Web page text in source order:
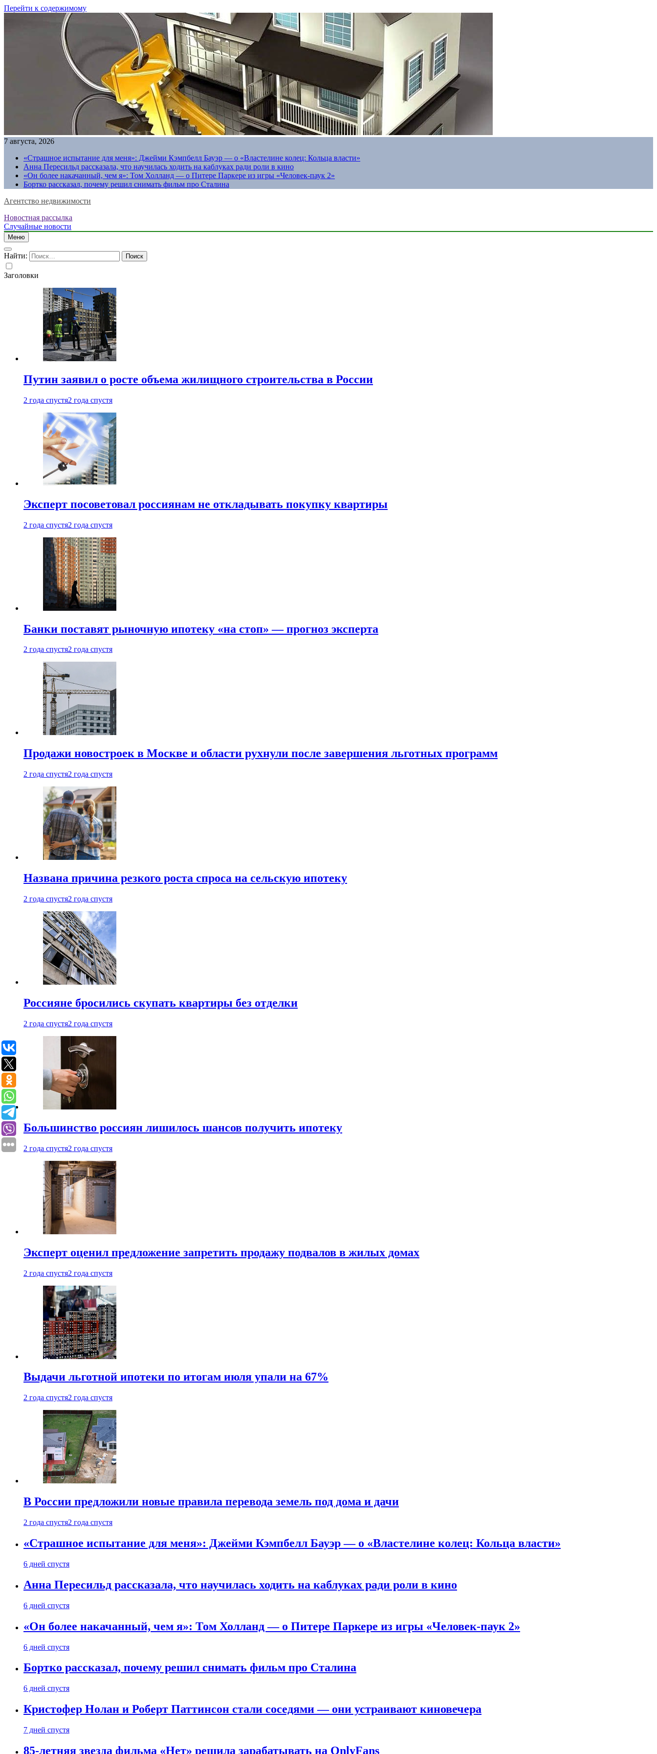
Перейти к содержимому
7 августа, 2026
«Страшное испытание для меня»: Джейми Кэмпбелл Бауэр — о «Властелине колец: Кольца власти»
Анна Пересильд рассказала, что научилась ходить на каблуках ради роли в кино
«Он более накачанный, чем я»: Том Холланд — о Питере Паркере из игры «Человек-паук 2»
Бортко рассказал, почему решил снимать фильм про Сталина
Агентство недвижимости
Новостная рассылка
Случайные новости
Меню
Найти:
Заголовки
Путин заявил о росте объема жилищного строительства в России
2 года спустя2 года спустя
Эксперт посоветовал россиянам не откладывать покупку квартиры
2 года спустя2 года спустя
Банки поставят рыночную ипотеку «на стоп» — прогноз эксперта
2 года спустя2 года спустя
Продажи новостроек в Москве и области рухнули после завершения льготных программ
2 года спустя2 года спустя
Названа причина резкого роста спроса на сельскую ипотеку
2 года спустя2 года спустя
Россияне бросились скупать квартиры без отделки
2 года спустя2 года спустя
Большинство россиян лишилось шансов получить ипотеку
2 года спустя2 года спустя
Эксперт оценил предложение запретить продажу подвалов в жилых домах
2 года спустя2 года спустя
Выдачи льготной ипотеки по итогам июля упали на 67%
2 года спустя2 года спустя
В России предложили новые правила перевода земель под дома и дачи
2 года спустя2 года спустя
«Страшное испытание для меня»: Джейми Кэмпбелл Бауэр — о «Властелине колец: Кольца власти»
6 дней спустя
Анна Пересильд рассказала, что научилась ходить на каблуках ради роли в кино
6 дней спустя
«Он более накачанный, чем я»: Том Холланд — о Питере Паркере из игры «Человек-паук 2»
6 дней спустя
Бортко рассказал, почему решил снимать фильм про Сталина
6 дней спустя
Кристофер Нолан и Роберт Паттинсон стали соседями — они устраивают киновечера
7 дней спустя
85-летняя звезда фильма «Нет» решила зарабатывать на OnlyFans